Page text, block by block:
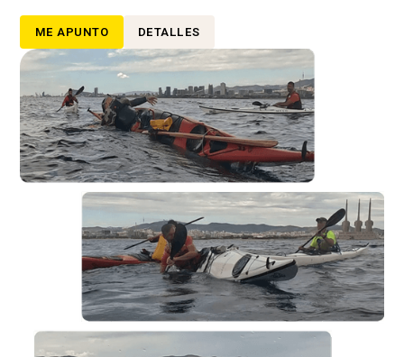
ME APUNTO DETALLES